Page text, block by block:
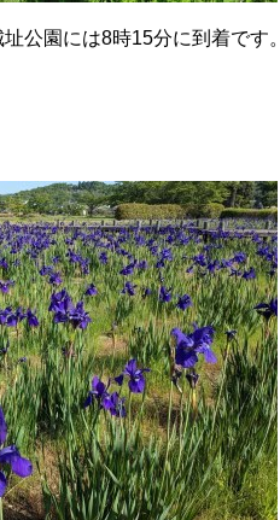
公園には8時15分に到着です。